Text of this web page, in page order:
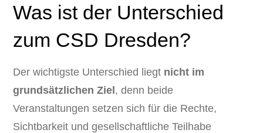
Was ist der Unterschied
zum CSD Dresden?
Der wichtigste Unterschied liegt nicht im
grundsätzlichen Ziel, denn beide
Veranstaltungen setzen sich für die Rechte,
Sichtbarkeit und gesellschaftliche Teilhabe